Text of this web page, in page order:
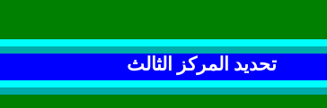
تحديد المركز الثالث